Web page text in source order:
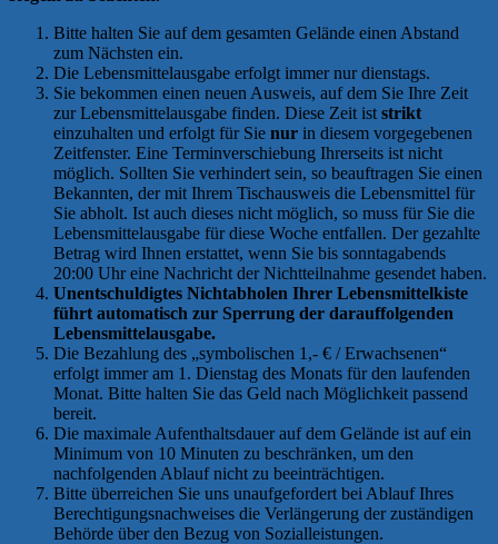
Bitte halten Sie auf dem gesamten Gelände einen Abstand
zum Nächsten ein.
Die Lebensmittelausgabe erfolgt immer nur dienstags.
Sie bekommen einen neuen Ausweis, auf dem Sie Ihre Zeit
zur Lebensmittelausgabe finden. Diese Zeit ist strikt
einzuhalten und erfolgt für Sie nur in diesem vorgegebenen
Zeitfenster. Eine Terminverschiebung Ihrerseits ist nicht
möglich. Sollten Sie verhindert sein, so beauftragen Sie einen
Bekannten, der mit Ihrem Tischausweis die Lebensmittel für
Sie abholt. Ist auch dieses nicht möglich, so muss für Sie die
Lebensmittelausgabe für diese Woche entfallen. Der gezahlte
Betrag wird Ihnen erstattet, wenn Sie bis sonntagabends
20:00 Uhr eine Nachricht der Nichtteilnahme gesendet haben.
Unentschuldigtes Nichtabholen Ihrer Lebensmittelkiste
führt automatisch zur Sperrung der darauffolgenden
Lebensmittelausgabe.
Die Bezahlung des „symbolischen 1,- € / Erwachsenen“
erfolgt immer am 1. Dienstag des Monats für den laufenden
Monat. Bitte halten Sie das Geld nach Möglichkeit passend
bereit.
Die maximale Aufenthaltsdauer auf dem Gelände ist auf ein
Minimum von 10 Minuten zu beschränken, um den
nachfolgenden Ablauf nicht zu beeinträchtigen.
Bitte überreichen Sie uns unaufgefordert bei Ablauf Ihres
Berechtigungsnachweises die Verlängerung der zuständigen
Behörde über den Bezug von Sozialleistungen.